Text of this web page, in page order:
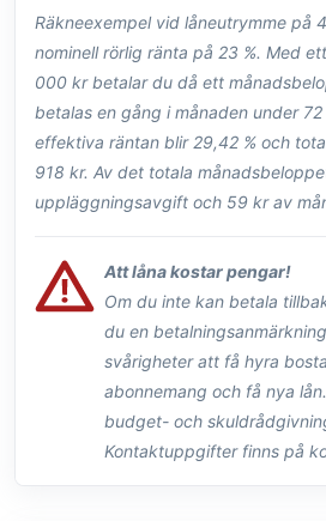
Räkneexempel vid låneutrymme på
nominell rörlig ränta på 23 %. Med
000 kr betalar du då ett
betalas en gång i månaden under
effektiva räntan blir 29,42 % och
918 kr. Av det totala
uppläggningsavgift och 59 kr av
Att låna kostar pengar!
Om du inte kan betala
du en
svårigheter att få hyra
abonnemang och få nya
budget- och
Kontaktuppgifter finns på